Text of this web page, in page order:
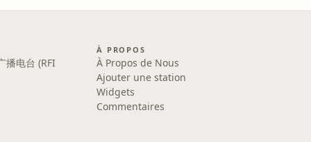
播电台 (RFI
À PROPOS
À Propos de Nous
Ajouter une station
Widgets
Commentaires